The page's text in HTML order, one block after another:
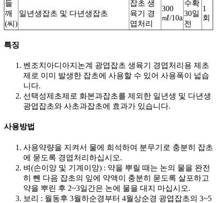
들
깨
(씨)
일년생잡초 및 다년생잡초
잡초 생
육기 경
엽처리
300
㎖/10a
수확
30일
전
1
회
특징
벤조치아디아지논계 광엽잡초 생육기 경엽처리용 제초
제로 이미 발생한 잡초에 사용할 수 있어 사용폭이 넓습
니다.
선택성제초제로 화본과잡초를 제외한 일년생 및 다년생
광엽잡초와 사초과잡초에 효과가 있습니다.
사용방법
사용약량을 지켜서 물에 희석하여 분무기로 충분히 잡초
에 묻도록 경엽처리하십시오.
벼(손이앙 및 기계이앙) : 약을 뿌릴 때는 논의 물을 완전
히 뺀 다음 잡초의 잎에 약액이 충분히 묻도록 살포하고
약을 뿌린 후 2~3일간은 논에 물을 대지 마십시오.
보리 : 월동후 3월하순경부터 4월상순경 광엽잡초의 3~5